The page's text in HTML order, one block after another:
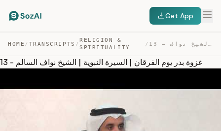
Get App
HOME / TRANSCRIPTS /
RELIGION &
SPIRITUALITY
/ 13 – غزوة بدر يوم الفرقان | السيرة النبوية | الشيخ نواف… — TRANSCRIPT
13 - غزوة بدر يوم الفرقان | السيرة النبوية | الشيخ نواف السالم